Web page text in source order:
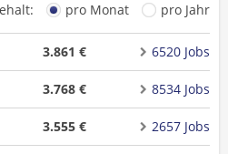
pro Monat pro Jahr
3.861 € 6520 Jobs
3.768 € 8534 Jobs
3.555 € 2657 Jobs